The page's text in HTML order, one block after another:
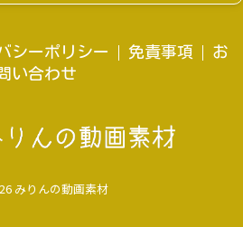
シーポリシー 免責事項
お
い合わせ
みりんの動画素材